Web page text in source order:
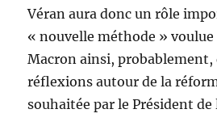
Véran aura donc un rôle
« nouvelle méthode »
Macron ainsi, probablement,
réflexions autour de la
souhaitée par le Président de